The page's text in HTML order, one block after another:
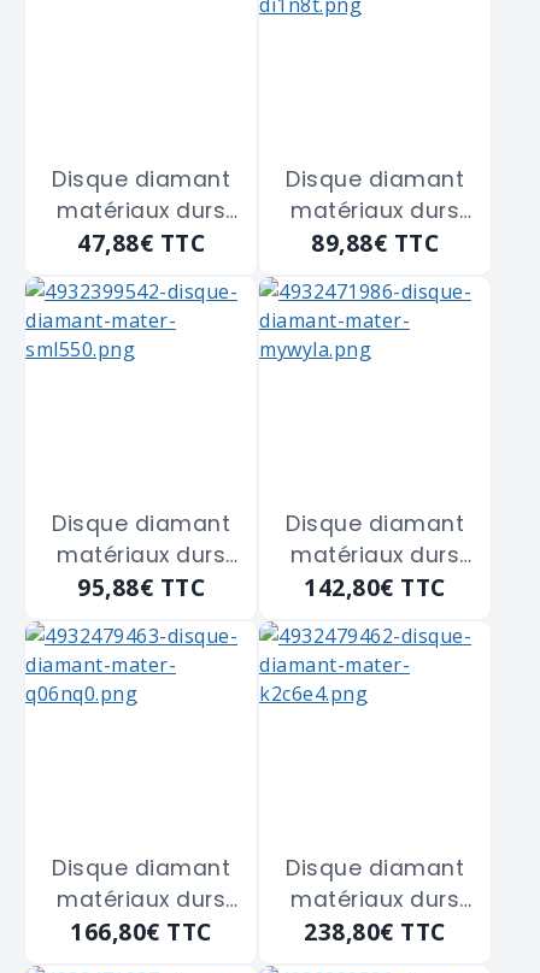
Disque diamant
matériaux durs
DUH125
"4932399540" de
125 m/m
47,88€ TTC
Disque diamant
matériaux durs
DUH180
"4932399541" de
180 m/m
89,88€ TTC
Disque diamant
matériaux durs
DUH230
"4932399542" de
230 m/m
95,88€ TTC
Disque diamant
matériaux durs
DUH350
"4932471986" de
350 m/m
142,80€ TTC
Disque diamant
matériaux durs
SUDD230
166,80€ TTC
Disque diamant
matériaux durs
SUDD350
238,80€ TTC